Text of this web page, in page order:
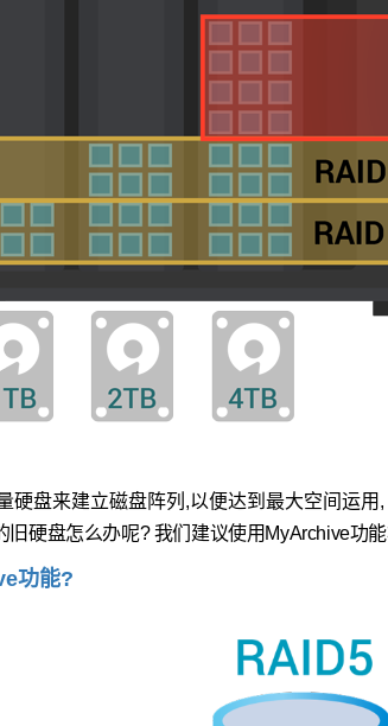
硬盘来建立磁盘阵列,以便达到最大空间运用
旧硬盘怎么办呢? 我们建议使用MyArchive功
功能?